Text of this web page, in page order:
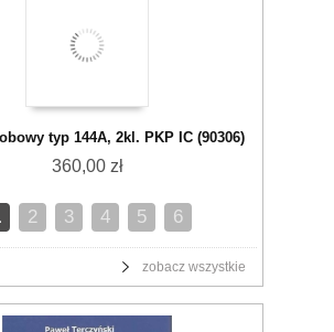
typ 144A, 2kl. PKP IC (90306)
360,00 zł
2 3 4 5 6
zobacz wszystkie